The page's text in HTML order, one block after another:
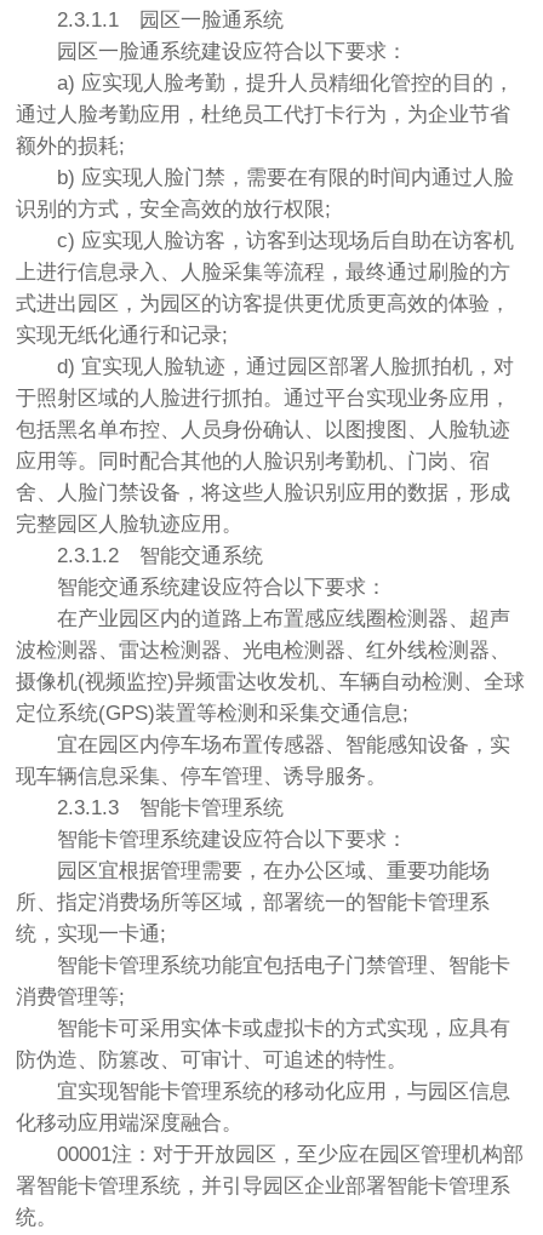
2.3.1.1 园区一脸通系统
园区一脸通系统建设应符合以下要求：
a) 应实现人脸考勤，提升人员精细化管控的目的，
通过人脸考勤应用，杜绝员工代打卡行为，为企业节省
额外的损耗;
b) 应实现人脸门禁，需要在有限的时间内通过人脸
识别的方式，安全高效的放行权限;
c) 应实现人脸访客，访客到达现场后自助在访客机
上进行信息录入、人脸采集等流程，最终通过刷脸的方
式进出园区，为园区的访客提供更优质更高效的体验，
实现无纸化通行和记录;
d) 宜实现人脸轨迹，通过园区部署人脸抓拍机，对
于照射区域的人脸进行抓拍。通过平台实现业务应用，
包括黑名单布控、人员身份确认、以图搜图、人脸轨迹
应用等。同时配合其他的人脸识别考勤机、门岗、宿
舍、人脸门禁设备，将这些人脸识别应用的数据，形成
完整园区人脸轨迹应用。
2.3.1.2 智能交通系统
智能交通系统建设应符合以下要求：
在产业园区内的道路上布置感应线圈检测器、超声
波检测器、雷达检测器、光电检测器、红外线检测器、
摄像机(视频监控)异频雷达收发机、车辆自动检测、全球
定位系统(GPS)装置等检测和采集交通信息;
宜在园区内停车场布置传感器、智能感知设备，实
现车辆信息采集、停车管理、诱导服务。
2.3.1.3 智能卡管理系统
智能卡管理系统建设应符合以下要求：
园区宜根据管理需要，在办公区域、重要功能场
所、指定消费场所等区域，部署统一的智能卡管理系
统，实现一卡通;
智能卡管理系统功能宜包括电子门禁管理、智能卡
消费管理等;
智能卡可采用实体卡或虚拟卡的方式实现，应具有
防伪造、防篡改、可审计、可追述的特性。
宜实现智能卡管理系统的移动化应用，与园区信息
化移动应用端深度融合。
00001注：对于开放园区，至少应在园区管理机构部
署智能卡管理系统，并引导园区企业部署智能卡管理系
统。